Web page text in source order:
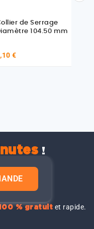
de Serrage
104.50 mm
€
!
% gratuit et rapide.